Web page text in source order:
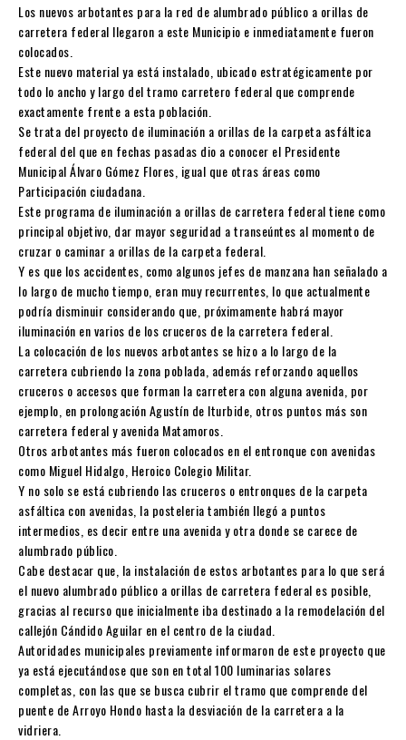
Los nuevos arbotantes para la red de alumbrado público a orillas de
carretera federal llegaron a este Municipio e inmediatamente fueron
colocados.
Este nuevo material ya está instalado, ubicado estratégicamente por
todo lo ancho y largo del tramo carretero federal que comprende
exactamente frente a esta población.
Se trata del proyecto de iluminación a orillas de la carpeta asfáltica
federal del que en fechas pasadas dio a conocer el Presidente
Municipal Álvaro Gómez Flores, igual que otras áreas como
Participación ciudadana.
Este programa de iluminación a orillas de carretera federal tiene como
principal objetivo, dar mayor seguridad a transeúntes al momento de
cruzar o caminar a orillas de la carpeta federal.
Y es que los accidentes, como algunos jefes de manzana han señalado a
lo largo de mucho tiempo, eran muy recurrentes, lo que actualmente
podría disminuir considerando que, próximamente habrá mayor
iluminación en varios de los cruceros de la carretera federal.
La colocación de los nuevos arbotantes se hizo a lo largo de la
carretera cubriendo la zona poblada, además reforzando aquellos
cruceros o accesos que forman la carretera con alguna avenida, por
ejemplo, en prolongación Agustín de Iturbide, otros puntos más son
carretera federal y avenida Matamoros.
Otros arbotantes más fueron colocados en el entronque con avenidas
como Miguel Hidalgo, Heroico Colegio Militar.
Y no solo se está cubriendo las cruceros o entronques de la carpeta
asfáltica con avenidas, la posteleria también llegó a puntos
intermedios, es decir entre una avenida y otra donde se carece de
alumbrado público.
Cabe destacar que, la instalación de estos arbotantes para lo que será
el nuevo alumbrado público a orillas de carretera federal es posible,
gracias al recurso que inicialmente iba destinado a la remodelación del
callejón Cándido Aguilar en el centro de la ciudad.
Autoridades municipales previamente informaron de este proyecto que
ya está ejecutándose que son en total 100 luminarias solares
completas, con las que se busca cubrir el tramo que comprende del
puente de Arroyo Hondo hasta la desviación de la carretera a la
vidriera.